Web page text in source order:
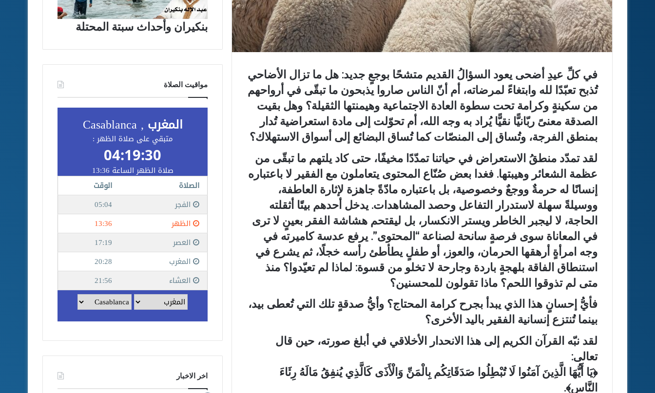
في كلِّ عيدِ أضحى يعود السؤالُ القديم متشحًا بوجعٍ جديد: هل ما تزال الأضاحي
تُذبح تعبّدًا لله وابتغاءً لمرضاته، أم أنّ الناس صاروا يذبحون ما تبقّى في أرواحهم
من سكينةٍ وكرامة تحت سطوة العادة الاجتماعية وهيمنتها الثقيلة؟ وهل بقيت
الصدقة معنىً ربّانيًّا نقيًّا يُراد به وجه الله، أم تحوّلت إلى مادة استعراضية تُدار
بمنطق الفرجة، وتُساق إلى المنصّات كما تُساق البضائع إلى أسواق الاستهلاك؟
لقد تمدّد منطقُ الاستعراض في حياتنا تمدّدًا مخيفًا، حتى كاد يلتهم ما تبقّى من
عظمة الشعائر وهيبتها. فغدا بعض صُنّاع المحتوى يتعاملون مع الفقير لا باعتباره
إنسانًا له حرمةٌ ووجعٌ وخصوصية، بل باعتباره مادّةً جاهزة لإثارة العاطفة،
ووسيلةً سهلة لاستدرار التفاعل وحصد المشاهدات. يدخل أحدهم بيتًا أثقلته
الحاجة، لا ليجبر الخاطر ويستر الانكسار، بل ليقتحم هشاشة الفقر بعينٍ لا ترى
في المعاناة سوى فرصةٍ سانحة لصناعة “المحتوى”. يرفع عدسة ‏كاميرته في
وجه امرأةٍ أرهقها الحرمان، والعوز، أو طفلٍ يطأطئ رأسه خجلًا، ثم يشرع في
استنطاق الفاقة بلهجةٍ باردة وجارحة لا تخلو من قسوة: لماذا لم تعيّدوا؟ منذ
متى لم تذوقوا اللحم؟ ماذا تقولون للمحسنين؟
فأيُّ إحسانٍ هذا الذي يبدأ بجرح كرامة المحتاج؟ وأيُّ صدقةٍ تلك التي تُعطى بيد،
بينما تُنتزع إنسانية الفقير باليد الأخرى؟
لقد نبّه القرآن الكريم إلى هذا الانحدار الأخلاقي في أبلغ صورته، حين قال
تعالى:
﴿يَا أَيُّهَا الَّذِينَ آمَنُوا لَا تُبْطِلُوا صَدَقَاتِكُم بِالْمَنِّ وَالْأَذَى كَالَّذِي يُنفِقُ مَالَهُ رِئَاءَ
النَّاسِ﴾.
بنكيران وأحداث سبتة المحتلة
مواقيت الصلاة
اخر الاخبار